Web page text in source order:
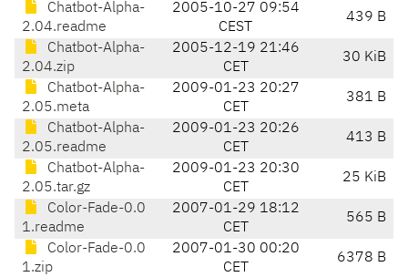
Chatbot-Alpha-
2.04.readme
2005-10-27 09:54
CEST
439 B
Chatbot-Alpha-
2.04.zip
2005-12-19 21:46
CET
30 KiB
Chatbot-Alpha-
2.05.meta
2009-01-23 20:27
CET
381 B
Chatbot-Alpha-
2.05.readme
2009-01-23 20:26
CET
413 B
Chatbot-Alpha-
2.05.tar.gz
2009-01-23 20:30
CET
25 KiB
Color-Fade-0.0
1.readme
2007-01-29 18:12
CET
565 B
Color-Fade-0.0
1.zip
2007-01-30 00:20
CET
6378 B